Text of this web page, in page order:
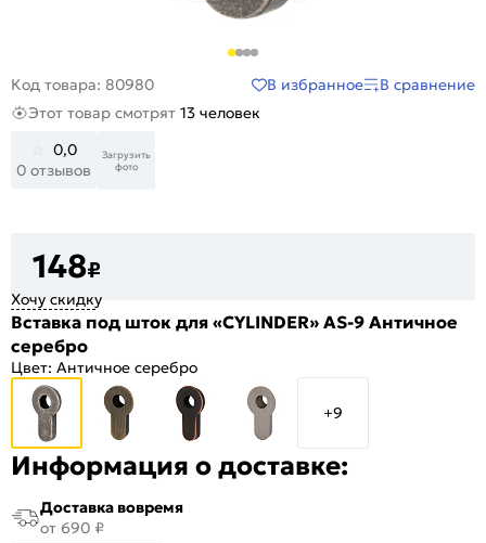
Код товара: 80980 В избранное
В сравнение
Этот товар смотрят 13 человек
0,0
0 отзывов
Загрузить
фото
148₽
Хочу скидку
Вставка под шток для «CYLINDER» AS-9 Античное
серебро
Цвет: Античное серебро
+9
Информация о доставке:
Доставка вовремя
от 690 ₽